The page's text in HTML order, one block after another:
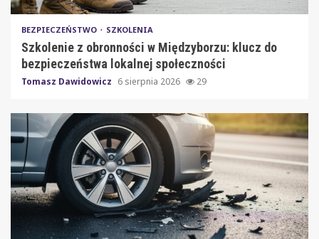
BEZPIECZEŃSTWO SZKOLENIA
Szkolenie z obronności w Międzyborzu: klucz do
bezpieczeństwa lokalnej społeczności
Tomasz Dawidowicz 6 sierpnia 2026 29